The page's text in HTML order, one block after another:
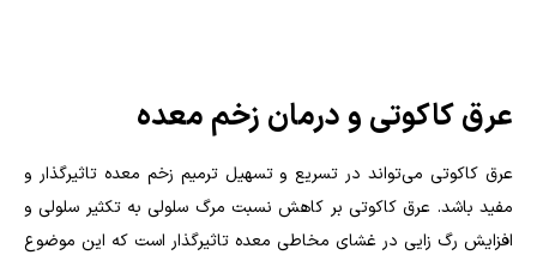
عرق کاکوتی و درمان زخم معده
عرق کاکوتی می‌تواند در تسریع و تسهیل ترمیم زخم معده تاثیرگذار و
مفید باشد. عرق کاکوتی بر کاهش نسبت مرگ سلولی به تکثیر سلولی و
افزایش رگ زایی در غشای مخاطی معده تاثیرگذار است که این موضوع